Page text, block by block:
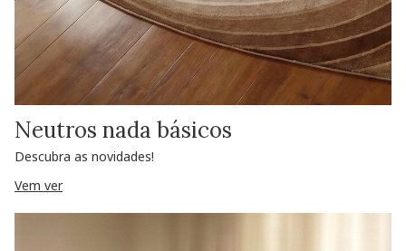
Neutros nada básicos
Descubra as novidades!
Vem ver